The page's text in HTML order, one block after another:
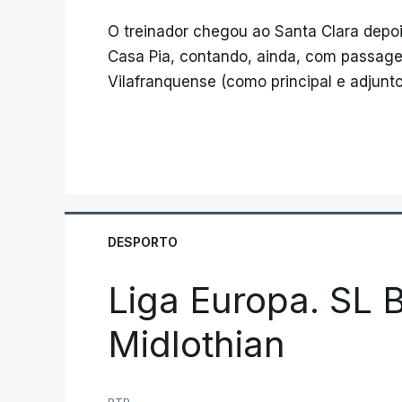
O treinador chegou ao Santa Clara
Casa Pia, contando, ainda, com
Vilafranquense (como principal e
DESPORTO
Liga Europa. SL
Midlothian